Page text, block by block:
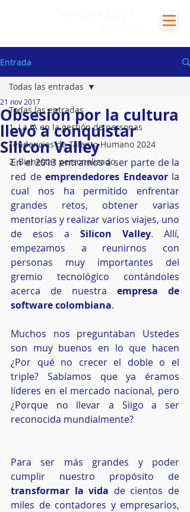
Entrada
Todas las entradas
1. La IA en la gestión de personas
Tendencias de Talento Humano 2024
2. Bienestar personalizado
Todas las entradas
Obsesión por la cultura
llevó a conquistar
Silicon Valley
21 nov 2017
En el 2013 entramos a ser parte de la
red de emprendedores Endeavor la
cual nos ha permitido enfrentar
grandes retos, obtener varias
mentorías y realizar varios viajes, uno
de esos a Silicon Valley. Allí,
empezamos a reunirnos con
personas muy importantes del
gremio tecnológico contándoles
acerca de nuestra empresa de
software colombiana.
Muchos nos preguntaban Ustedes
son muy buenos en lo que hacen
¿Por qué no crecer el doble o el
triple? Sabíamos que ya éramos
líderes en el mercado nacional, pero
¿Porque no llevar a Siigo a ser
reconocida mundialmente?
Para ser más grandes y poder
transformar la vida de cientos de
miles de contadores y empresarios,